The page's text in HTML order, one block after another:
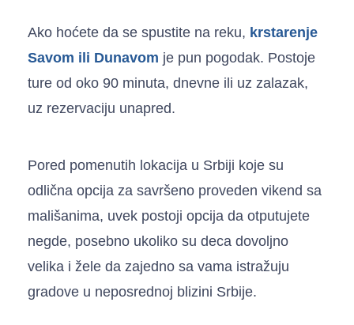
Ako hoćete da se spustite na reku, krstarenje
Savom ili Dunavom je pun pogodak. Postoje
ture od oko 90 minuta, dnevne ili uz zalazak,
uz rezervaciju unapred.
Pored pomenutih lokacija u Srbiji koje su
odlična opcija za savršeno proveden vikend sa
mališanima, uvek postoji opcija da otputujete
negde, posebno ukoliko su deca dovoljno
velika i žele da zajedno sa vama istražuju
gradove u neposrednoj blizini Srbije.